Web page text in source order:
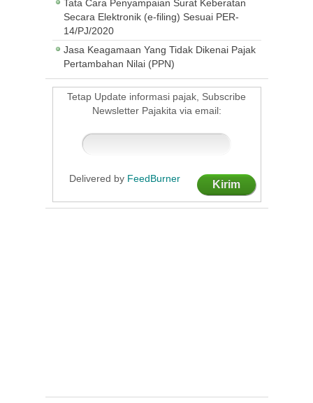
Tata Cara Penyampaian Surat Keberatan
Secara Elektronik (e-filing) Sesuai PER-
14/PJ/2020
Jasa Keagamaan Yang Tidak Dikenai Pajak
Pertambahan Nilai (PPN)
Tetap Update informasi pajak, Subscribe
Newsletter Pajakita via email:
Delivered by FeedBurner